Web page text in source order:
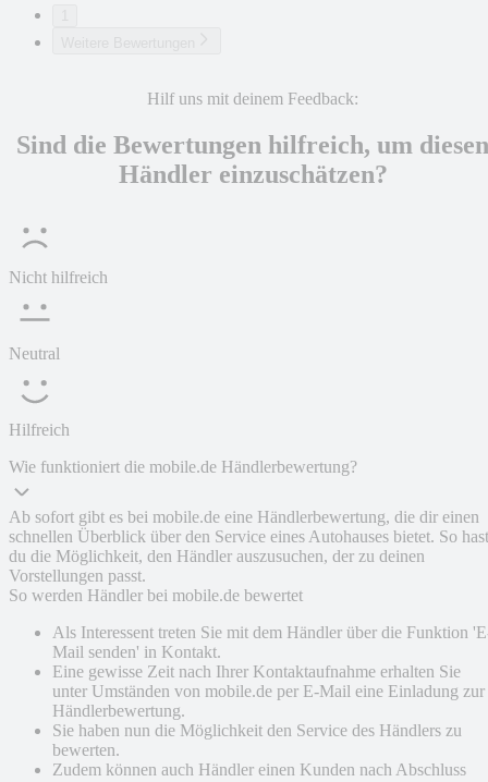
Hilf uns mit deinem Feedback:
Sind die Bewertungen hilfreich, um diesen
Händler einzuschätzen?
Nicht hilfreich
Neutral
Hilfreich
Wie funktioniert die mobile.de Händlerbewertung?
Ab sofort gibt es bei mobile.de eine Händlerbewertung, die dir einen
schnellen Überblick über den Service eines Autohauses bietet. So hast
du die Möglichkeit, den Händler auszusuchen, der zu deinen
Vorstellungen passt.
So werden Händler bei mobile.de bewertet
Als Interessent treten Sie mit dem Händler über die Funktion
Mail senden' in Kontakt.
Eine gewisse Zeit nach Ihrer Kontaktaufnahme erhalten Sie
unter Umständen von mobile.de per E-Mail eine Einladung zur
Händlerbewertung.
Sie haben nun die Möglichkeit den Service des Händlers zu
bewerten.
Zudem können auch Händler einen Kunden nach Abschluss